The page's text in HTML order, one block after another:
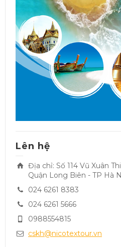
Lên hệ
Địa chỉ: Số 114 Vũ Xuân
Quận Long Biên - TP Hà
024 6261 8383
024 6261 5666
0988554815
cskh@nicotextour.vn